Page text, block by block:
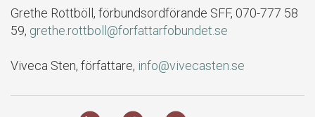
Grethe Rottböll, förbundsordförande SFF, 070-777 58
59, grethe.rottboll@forfattarfobundet.se
Viveca Sten, författare, info@vivecasten.se